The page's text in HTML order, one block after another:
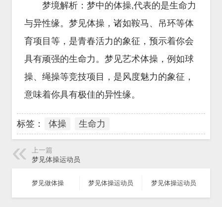
梦境解析：梦中的体操,代表的是生命力
与异性缘。梦见体操，诸如鞍马、吊环等体
育项目等，是青春活力的象征，预示着你会
具有顽强的生命力。梦见艺术体操，例如球
操、绳操等竞技项目，是风度魅力的象征，
意味着你具有极佳的异性缘。
标签： 体操 生命力
上一篇
梦见体操运动员
梦见做体操 梦见体操运动员 梦见体操运动员